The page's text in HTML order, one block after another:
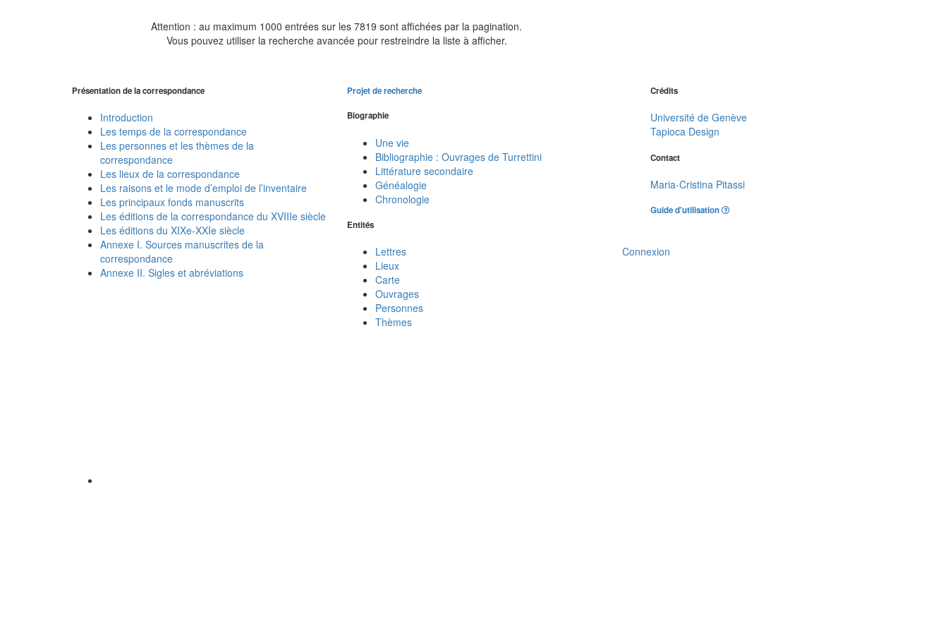
Attention : au maximum 1000 entrées sur les 7819 sont affichées par la pagination.
Vous pouvez utiliser la recherche avancée pour restreindre la liste à afficher.
Présentation de la correspondance
Introduction
Les temps de la correspondance
Les personnes et les thèmes de la
correspondance
Les lieux de la correspondance
Les raisons et le mode d’emploi de l’inventaire
Les principaux fonds manuscrits
Les éditions de la correspondance du XVIIIe siècle
Les éditions du XIXe-XXIe siècle
Annexe I. Sources manuscrites de la
correspondance
Annexe II. Sigles et abréviations
Projet de recherche
Biographie
Une vie
Bibliographie : Ouvrages de Turrettini
Littérature secondaire
Généalogie
Chronologie
Entités
Lettres
Lieux
Carte
Ouvrages
Personnes
Thèmes
Crédits
Université de Genève
Tapioca Design
Contact
Maria-Cristina Pitassi
Guide d'utilisation
Connexion